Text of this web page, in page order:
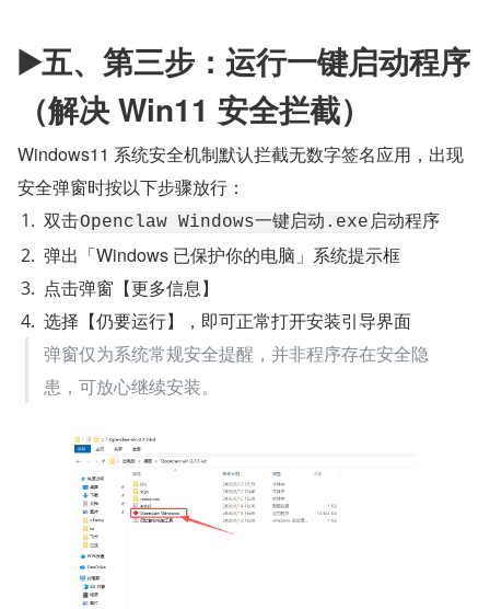
▶️五、第三步：运行一键启动程序
（解决 Win11 安全拦截）
Windows11 系统安全机制默认拦截无数字签名应用，出现
安全弹窗时按以下步骤放行：
双击Openclaw Windows一键启动.exe 启动程序
弹出「Windows 已保护你的电脑」系统提示框
点击弹窗【更多信息】
选择【仍要运行】，即可正常打开安装引导界面
弹窗仅为系统常规安全提醒，并非程序存在安全隐
患，可放心继续安装。